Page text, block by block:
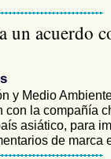
un acuerdo
y Medio
la compañía
asiático, para
de marca